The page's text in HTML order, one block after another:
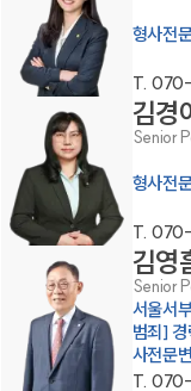
형사전
T.
김경
Senior
형사전
T.
김영
Senior
서울서
범죄]
사전문
T.